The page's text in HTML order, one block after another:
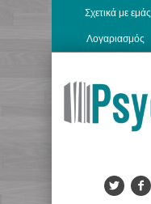
Σχετικά με εμάς
Λογαριασμός